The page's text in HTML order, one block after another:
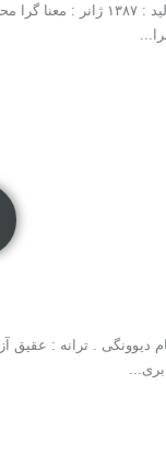
دانلود فیلم ایرانی
دیوونگی . ترانه :
بری...